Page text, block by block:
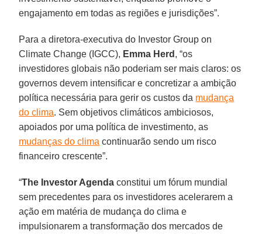
engajamento em todas as regiões e jurisdições”.
Para a diretora-executiva do Investor Group on
Climate Change (IGCC), Emma Herd , “os
investidores globais não poderiam ser mais claros: os
governos devem intensificar e concretizar a ambição
política necessária para gerir os custos da mudança
do clima. Sem objetivos climáticos ambiciosos,
apoiados por uma política de investimento, as
mudanças do clima continuarão sendo um risco
financeiro crescente”.
“The Investor Agenda constitui um fórum mundial
sem precedentes para os investidores acelerarem a
ação em matéria de mudança do clima e
impulsionarem a transformação dos mercados de